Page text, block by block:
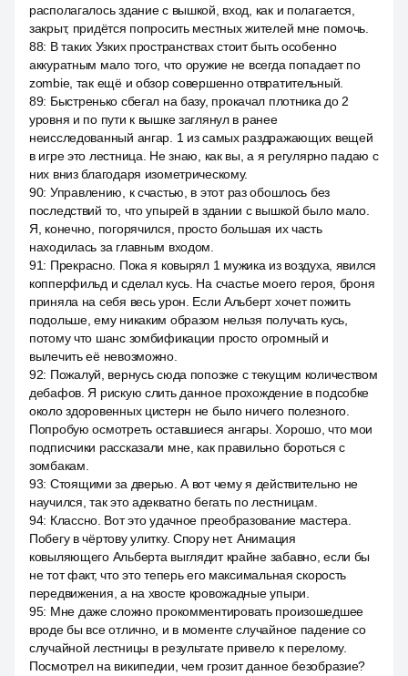
располагалось здание с вышкой, вход, как и полагается,
закрыт, придётся попросить местных жителей мне помочь.
88: В таких Узких пространствах стоит быть особенно
аккуратным мало того, что оружие не всегда попадает по
zombie, так ещё и обзор совершенно отвратительный.
89: Быстренько сбегал на базу, прокачал плотника до 2
уровня и по пути к вышке заглянул в ранее
неисследованный ангар. 1 из самых раздражающих вещей
в игре это лестница. Не знаю, как вы, а я регулярно падаю с
них вниз благодаря изометрическому.
90: Управлению, к счастью, в этот раз обошлось без
последствий то, что упырей в здании с вышкой было мало.
Я, конечно, погорячился, просто большая их часть
находилась за главным входом.
91: Прекрасно. Пока я ковырял 1 мужика из воздуха, явился
копперфильд и сделал кусь. На счастье моего героя, броня
приняла на себя весь урон. Если Альберт хочет пожить
подольше, ему никаким образом нельзя получать кусь,
потому что шанс зомбификации просто огромный и
вылечить её невозможно.
92: Пожалуй, вернусь сюда попозже с текущим количеством
дебафов. Я рискую слить данное прохождение в подсобке
около здоровенных цистерн не было ничего полезного.
Попробую осмотреть оставшиеся ангары. Хорошо, что мои
подписчики рассказали мне, как правильно бороться с
зомбакам.
93: Стоящими за дверью. А вот чему я действительно не
научился, так это адекватно бегать по лестницам.
94: Классно. Вот это удачное преобразование мастера.
Побегу в чёртову улитку. Спору нет. Анимация
ковыляющего Альберта выглядит крайне забавно, если бы
не тот факт, что это теперь его максимальная скорость
передвижения, а на хвосте кровожадные упыри.
95: Мне даже сложно прокомментировать произошедшее
вроде бы все отлично, и в моменте случайное падение со
случайной лестницы в результате привело к перелому.
Посмотрел на википедии, чем грозит данное безобразие?